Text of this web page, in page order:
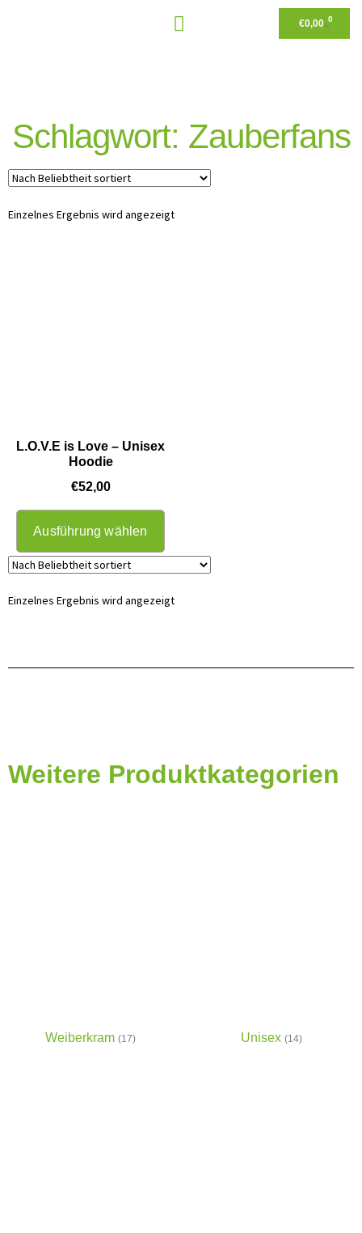
€0,00 0
Schlagwort: Zauberfans
Einzelnes Ergebnis wird angezeigt
L.O.V.E is Love – Unisex
Hoodie
€52,00
Ausführung wählen
Einzelnes Ergebnis wird angezeigt
Weitere Produktkategorien
Weiberkram (17) Unisex (14)